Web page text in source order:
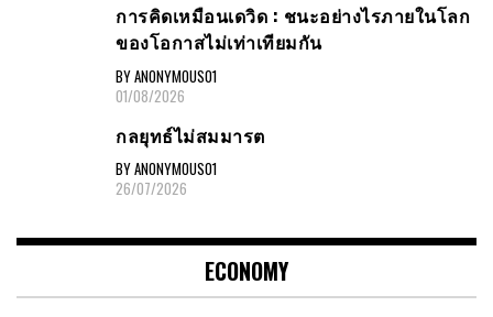
การคิดเหมือนเดวิด : ชนะอย่างไรภายในโลก
ของโอกาสไม่เท่าเทียมกัน
BY ANONYMOUS01
01/08/2026
กลยุทธ์ไม่สมมารต
BY ANONYMOUS01
26/07/2026
ECONOMY